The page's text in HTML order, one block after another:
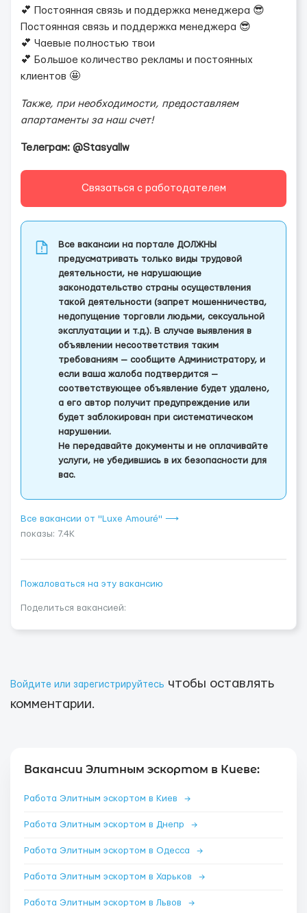
💕 Постоянная связь и поддержка менеджера 😎
Постоянная связь и поддержка менеджера 😎
💕 Чаевые полностью твои
💕 Большое количество рекламы и постоянных
клиентов 🤩
Также, при необходимости, предоставляем
апартаменты за наш счет!
Телеграм: @Stasyallw
Связаться с работодателем
Все вакансии на портале ДОЛЖНЫ
предусматривать только виды трудовой
деятельности, не нарушающие
законодательство страны осуществления
такой деятельности (запрет мошенничества,
недопущение торговли людьми, сексуальной
эксплуатации и т.д.). В случае выявления в
объявлении несоответствия таким
требованиям — сообщите Администратору, и
если ваша жалоба подтвердится —
соответствующее объявление будет удалено,
а его автор получит предупреждение или
будет заблокирован при систематическом
нарушении.
Не передавайте документы и не оплачивайте
услуги, не убедившись в их безопасности для
вас.
Все вакансии от "Luxe Amouré" ⟶
показы: 7.4K
Пожаловаться на эту вакансию
Поделиться вакансией:
Войдите или зарегистрируйтесь чтобы оставлять
комментарии.
Вакансии Элитным эскортом в Киеве:
Работа Элитным эскортом в Киев →
Работа Элитным эскортом в Днепр →
Работа Элитным эскортом в Одесса →
Работа Элитным эскортом в Харьков →
Работа Элитным эскортом в Львов →